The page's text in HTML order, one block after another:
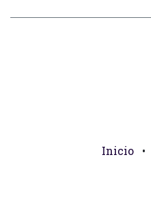
Inicio •